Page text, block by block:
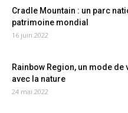
Cradle Mountain : un parc
patrimoine mondial
16 juin 2022
Rainbow Region, un mode de
avec la nature
24 mai 2022